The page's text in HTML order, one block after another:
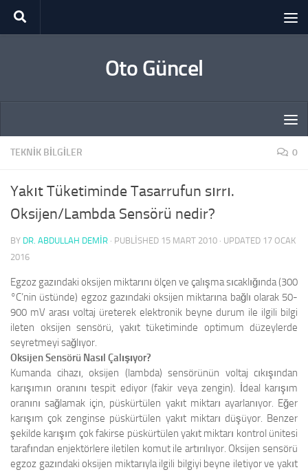
Skip to content
Oto Güncel
TEKNIK BILGILER 0
Yakıt Tüketiminde Tasarrufun sırrı.
Oksijen/Lambda Sensörü nedir?
BY DR. ABDULLAH DEMİR · PUBLISHED 15 MART 2010 · UPDATED 17 OCAK
2016
Egzoz gazındaki oksijen miktarını ölçen ve çalışma sıcaklığında (300
°C’nin üstünde) egzoz gazındaki oksijen miktarına bağlı olarak 50-
900 mV arası voltaj üreterek elektronik beyne durum ile ilgili bilgi
ileten oksijen sensörü, yakıt tüketiminde optimum düzeylerde
seyretmeyi sağlıyor.
Oksijen Sensörü Nasıl Çalışıyor?
Kumanda cihazı, oksijen (lambda) sensörünün voltaj cıkışından
karışımın oranını tespit ediyor (fakir veya zengin). İdeal karışım
oranını sağlamak için, püskürtülen yakıt miktarı ayarlanıyor. Eğer
karışım çok zenginse püskürtülen yakıt miktarı düşüyor. Benzer
şekilde karışım çok fakirse püskürtülen yakıt miktarı kontrol ünitesi
tarafından enjektörlere iletilen komut ile artırılıyor. Oksijen sensörü
egzoz gazındaki oksijen miktarıyla ilgili bilgiyi beyne iletiyor ve yakıt